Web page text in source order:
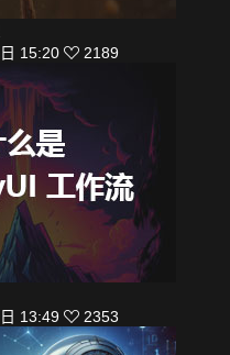
15:20
2189
13:49
2353